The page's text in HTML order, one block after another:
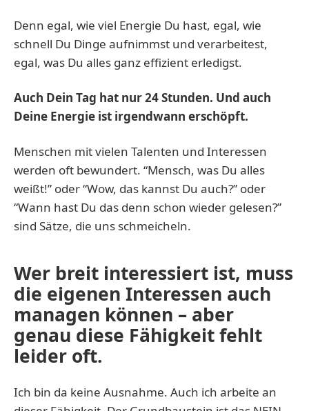
Denn egal, wie viel Energie Du hast, egal, wie
schnell Du Dinge aufnimmst und verarbeitest,
egal, was Du alles ganz effizient erledigst.
Auch Dein Tag hat nur 24 Stunden. Und auch
Deine Energie ist irgendwann erschöpft.
Menschen mit vielen Talenten und Interessen
werden oft bewundert. “Mensch, was Du alles
weißt!” oder “Wow, das kannst Du auch?” oder
“Wann hast Du das denn schon wieder gelesen?”
sind Sätze, die uns schmeicheln.
Wer breit interessiert ist, muss
die eigenen Interessen auch
managen können – aber
genau diese Fähigkeit fehlt
leider oft.
Ich bin da keine Ausnahme. Auch ich arbeite an